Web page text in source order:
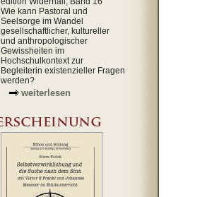
Wie kann Pastoral und
Seelsorge im Wandel
gesellschaftlicher, kultureller
und anthropologischer
Gewissheiten im
Hochschulkontext zur
Begleiterin existenzieller Fragen
werden?
weiterlesen